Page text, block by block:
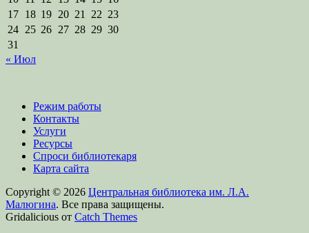
17 18 19 20 21 22 23
24 25 26 27 28 29 30
31
« Июл
Режим работы
Контакты
Услуги
Ресурсы
Спроси библиотекаря
Карта сайта
Copyright © 2026 Центральная библиотека им. Л.А.
Малюгина. Все права защищены.
Gridalicious от Catch Themes